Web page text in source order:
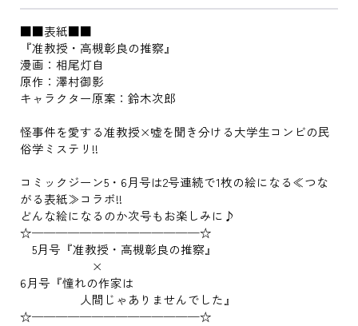
■■表紙■■
『准教授・高槻彰良の推察』
漫画：相尾灯自
原作：澤村御影
キャラクター原案：鈴木次郎
怪事件を愛する准教授×嘘を聞き分ける大学生コンビの民
俗学ミステリ!!
コミックジーン5・6月号は2号連続で1枚の絵になる≪つな
がる表紙≫コラボ!!
どんな絵になるのか次号もお楽しみに♪
☆──────────────☆
5月号『准教授・高槻彰良の推察』
×
6月号『憧れの作家は
人間じゃありませんでした』
☆──────────────☆